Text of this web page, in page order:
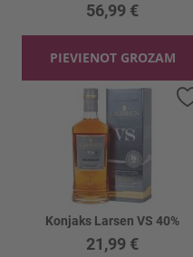
56,99 €
PIEVIENOT GROZAM
Konjaks Larsen VS 40%
21,99 €